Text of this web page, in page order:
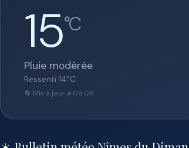
15°C
Pluie modérée
Ressenti 14°C
🔄 Mis à jour à 08:06